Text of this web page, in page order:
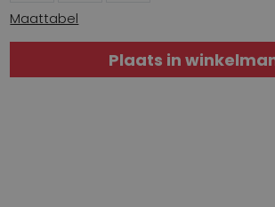
Maattabel
Plaats in